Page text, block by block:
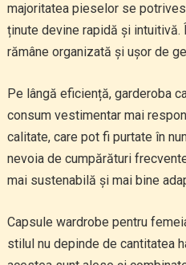
majoritatea pieselor se
ținute devine rapidă și intuitivă.
rămâne organizată și ușor de
Pe lângă eficiență, garderoba
consum vestimentar mai
calitate, care pot fi purtate în
nevoia de cumpărături
mai sustenabilă și mai bine
Capsule wardrobe pentru
stilul nu depinde de cantitatea